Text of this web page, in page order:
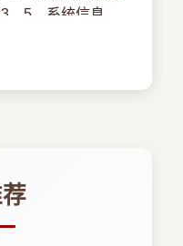
．5 系统信息
的 OS X 系统
4．3 外部 OS